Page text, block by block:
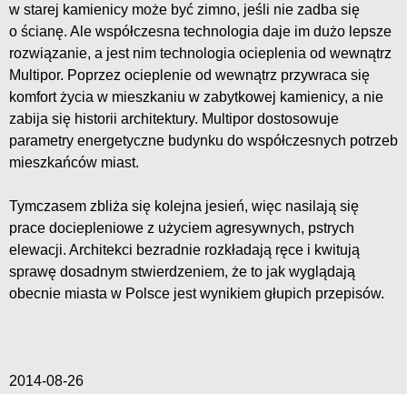
w starej kamienicy może być zimno, jeśli nie zadba się
o ścianę. Ale współczesna technologia daje im dużo lepsze
rozwiązanie, a jest nim technologia ocieplenia od wewnątrz
Multipor. Poprzez ocieplenie od wewnątrz przywraca się
komfort życia w mieszkaniu w zabytkowej kamienicy, a nie
zabija się historii architektury. Multipor dostosowuje
parametry energetyczne budynku do współczesnych potrzeb
mieszkańców miast.
Tymczasem zbliża się kolejna jesień, więc nasilają się
prace dociepleniowe z użyciem agresywnych, pstrych
elewacji. Architekci bezradnie rozkładają ręce i kwitują
sprawę dosadnym stwierdzeniem, że to jak wyglądają
obecnie miasta w Polsce jest wynikiem głupich przepisów.
2014-08-26